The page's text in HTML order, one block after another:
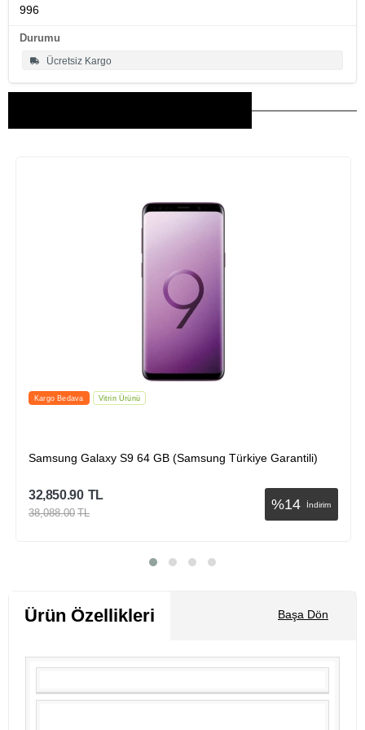
996
Durumu
Ücretsiz Kargo
İndirimli Kargo Bedava
Samsung Galaxy J7 Prime (Samsung Türkiye Garantili)
%31 İndirim
21,424.50 TL
30,946.50 TL
Ürün Özellikleri Başa Dön